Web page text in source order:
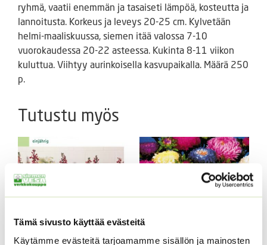
Tämä sivusto käyttää evästeitä
Käytämme evästeitä tarjoamamme sisällön ja mainosten
ryhmä, vaatii enemmän ja tasaiseti lämpöä, kosteutta ja
lannoitusta. Korkeus ja leveys 20-25 cm. Kylvetään
helmi-maaliskuussa, siemen itää valossa 7-10
vuorokaudessa 20-22 asteessa. Kukinta 8-11 viikon
kuluttua. Viihtyy aurinkoisella kasvupaikalla. Määrä 250
p.
Tutustu myös